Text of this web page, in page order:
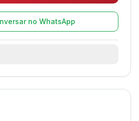
no WhatsApp